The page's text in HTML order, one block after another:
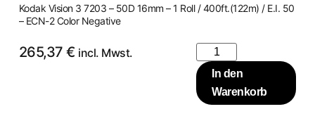
Kodak Vision 3 7203 – 50D 16mm – 1 Roll / 400ft.(122m) / E.I. 50
– ECN-2 Color Negative
265,37€ incl. Mwst.
In den
Warenkorb